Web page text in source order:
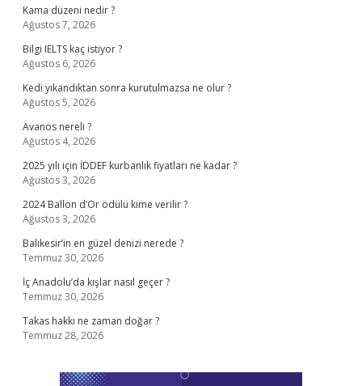
Kama düzeni nedir ?
Ağustos 7, 2026
Bilgi IELTS kaç istiyor ?
Ağustos 6, 2026
Kedi yıkandıktan sonra kurutulmazsa ne olur ?
Ağustos 5, 2026
Avanos nereli ?
Ağustos 4, 2026
2025 yılı için İDDEF kurbanlık fiyatları ne kadar ?
Ağustos 3, 2026
2024 Ballon d’Or ödülü kime verilir ?
Ağustos 3, 2026
Balıkesir’in en güzel denizi nerede ?
Temmuz 30, 2026
İç Anadolu’da kışlar nasıl geçer ?
Temmuz 30, 2026
Takas hakkı ne zaman doğar ?
Temmuz 28, 2026